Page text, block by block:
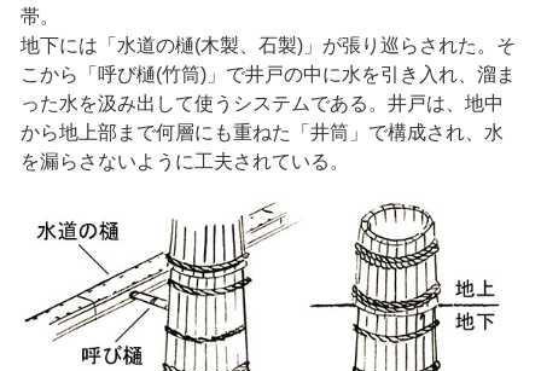
帯。
地下には「水道の樋(木製、石製)」が張り巡らされた。そ
こから「呼び樋(竹筒)」で井戸の中に水を引き入れ、溜ま
った水を汲み出して使うシステムである。井戸は、地中
から地上部まで何層にも重ねた「井筒」で構成され、水
を漏らさないように工夫されている。